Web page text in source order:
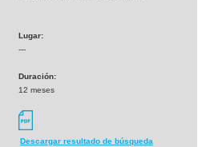
Lugar:
---
Duración:
12 meses
Descargar resultado de búsqueda